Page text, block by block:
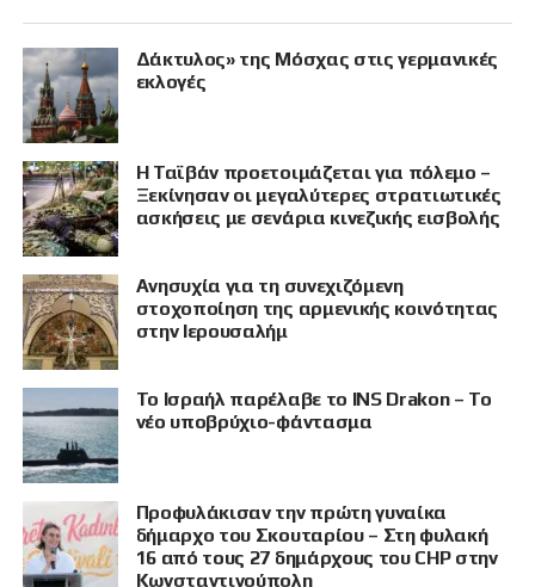
Δάκτυλος» της Μόσχας στις γερμανικές
εκλογές
Η Ταϊβάν προετοιμάζεται για πόλεμο –
Ξεκίνησαν οι μεγαλύτερες στρατιωτικές
ασκήσεις με σενάρια κινεζικής εισβολής
Ανησυχία για τη συνεχιζόμενη
στοχοποίηση της αρμενικής κοινότητας
στην Ιερουσαλήμ
Το Ισραήλ παρέλαβε το INS Drakon – Το
νέο υποβρύχιο-φάντασμα
Προφυλάκισαν την πρώτη γυναίκα
δήμαρχο του Σκουταρίου – Στη φυλακή
16 από τους 27 δημάρχους του CHP στην
Κωνσταντινούπολη